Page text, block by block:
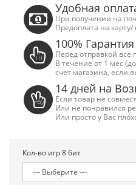
Удобная
При получении на
Предоплата на
100%
Перед отправкой все
В течение от 1 мес
счет магазина, если
14 дней на
Если товар не
Или не понравился
Или просто у Вас
Кол-во игр 8 бит